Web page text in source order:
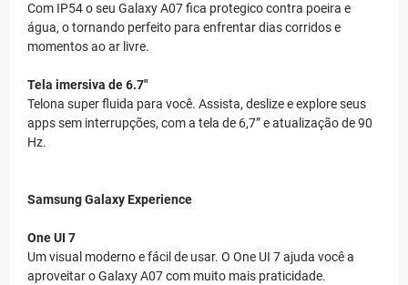
Com IP54 o seu Galaxy A07 fica protegico contra poeira e
água, o tornando perfeito para enfrentar dias corridos e
momentos ao ar livre.
Tela imersiva de 6.7"
Telona super fluida para você. Assista, deslize e explore seus
apps sem interrupções, com a tela de 6,7” e atualização de 90
Hz.
Samsung Galaxy Experience
One UI 7
Um visual moderno e fácil de usar. O One UI 7 ajuda você a
aproveitar o Galaxy A07 com muito mais praticidade.